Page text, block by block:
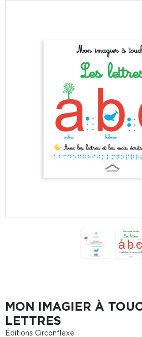
MON IMAGIER À
LETTRES
Éditions Circonflexe